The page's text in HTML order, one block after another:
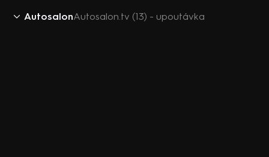
AutosalonAutosalon.tv (13) - upoutávka